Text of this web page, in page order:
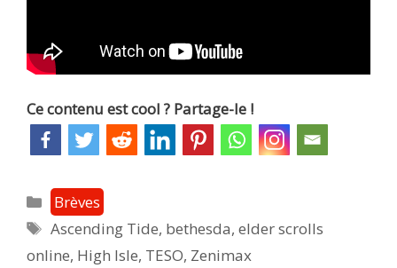
Ce contenu est cool ? Partage-le !
Catégories
Brèves
Étiquettes
Ascending Tide, bethesda,elder scrolls
online, High Isle, TESO, Zenimax